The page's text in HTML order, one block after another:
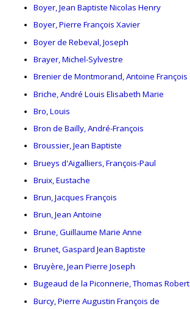
Boyer, Jean Baptiste Nicolas Henry
Boyer, Pierre François Xavier
Boyer de Rebeval, Joseph
Brayer, Michel-Sylvestre
Brenier de Montmorand, Antoine François
Briche, André Louis Elisabeth Marie
Bro, Louis
Bron de Bailly, André-François
Broussier, Jean Baptiste
Brueys d'Aigalliers, François-Paul
Bruix, Eustache
Brun, Jacques François
Brun, Jean Antoine
Brune, Guillaume Marie Anne
Brunet, Gaspard Jean Baptiste
Bruyère, Jean Pierre Joseph
Bugeaud de la Piconnerie, Thomas Robert
Burcy, Pierre Augustin François de